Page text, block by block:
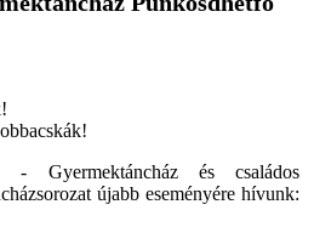
- Gyermektáncház és családos
újabb eseményére hívunk: